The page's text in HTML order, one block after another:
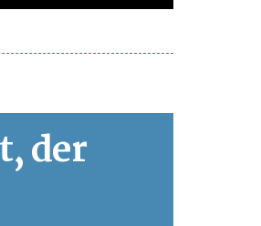
der